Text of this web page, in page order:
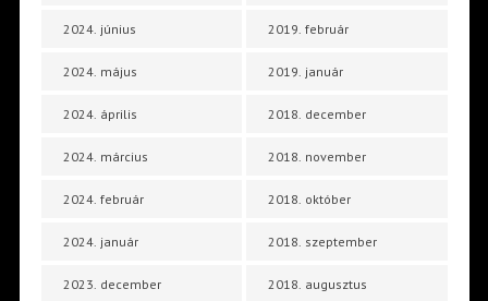
2024. június
2024. május
2024. április
2024. március
2024. február
2024. január
2023. december
2019. február
2019. január
2018. december
2018. november
2018. október
2018. szeptember
2018. augusztus